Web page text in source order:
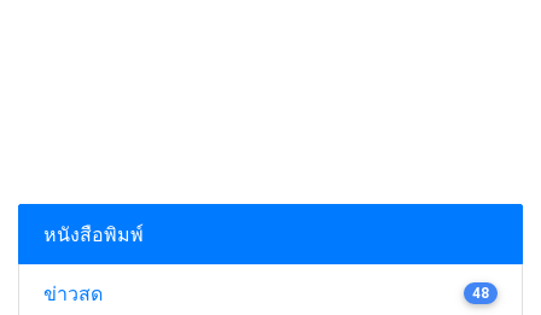
หนังสือพิมพ์
ข่าวสด 48